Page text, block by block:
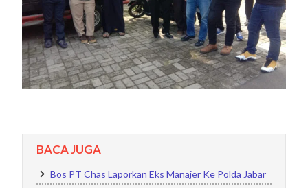
BACA JUGA
Bos PT Chas Laporkan Eks Manajer Ke Polda Jabar